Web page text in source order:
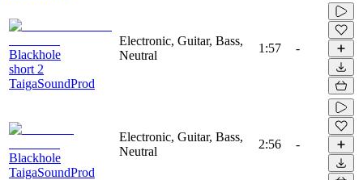
Blackhole
short 2
TaigaSoundProd
Electronic, Guitar, Bass,
Neutral
1:57 -
Blackhole
TaigaSoundProd
Electronic, Guitar, Bass,
Neutral
2:56 -